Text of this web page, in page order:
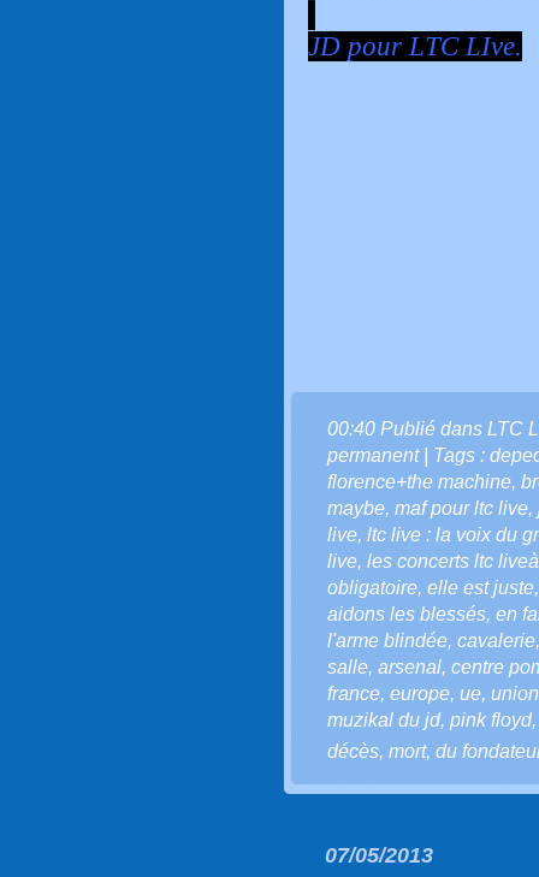
JD pour LTC LIve.
00:40 Publié dans LTC
permanent| Tags :
florence+the machine,
maybe, maf pour ltc live,
live, ltc live : la voix du
live, les concerts ltc
obligatoire, elle est juste
aidons les blessés, en
l'arme blindée, cavalerie
salle, arsenal, centre
france, europe, ue,
muzikal du jd, pink floyd
décès, mort, du
07/05/2013